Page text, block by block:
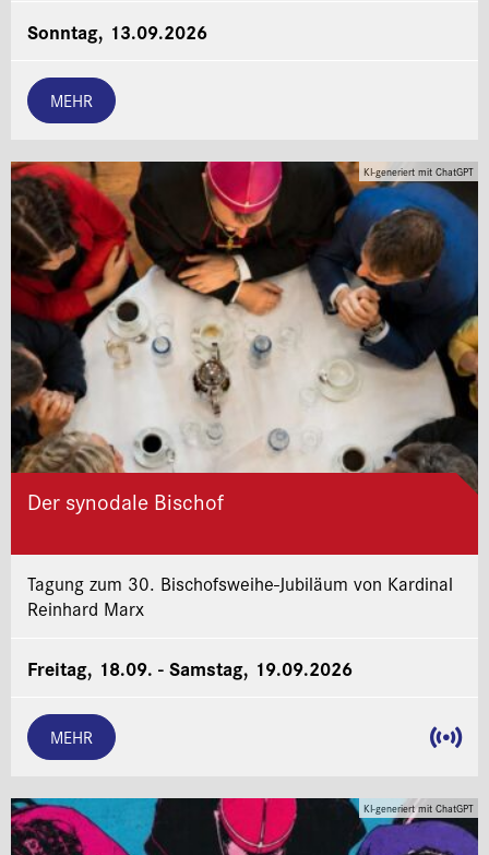
Sonntag, 13.09.2026
MEHR
KI-generiert mit ChatGPT
Der synodale Bischof
Tagung zum 30. Bischofsweihe-Jubiläum von Kardinal
Reinhard Marx
Freitag, 18.09. - Samstag, 19.09.2026
MEHR
KI-generiert mit ChatGPT